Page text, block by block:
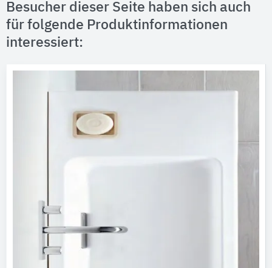
Besucher dieser Seite haben sich auch
für folgende Produktinformationen
interessiert: